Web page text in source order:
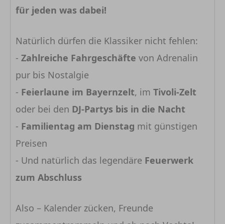
für jeden was dabei!
Natürlich dürfen die Klassiker nicht fehlen:
- Zahlreiche Fahrgeschäfte von Adrenalin
pur bis Nostalgie
- Feierlaune im Bayernzelt, im Tivoli-Zelt
oder bei den DJ-Partys bis in die Nacht
- Familientag am Dienstag mit günstigen
Preisen
- Und natürlich das legendäre Feuerwerk
zum Abschluss
Also – Kalender zücken, Freunde